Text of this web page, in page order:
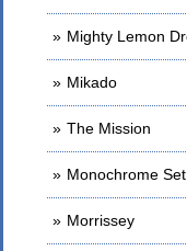
Mighty Lemon
Mikado
The Mission
Monochrome Set
Morrissey